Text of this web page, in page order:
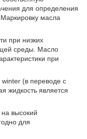
для определения
масла
при низких
среды. Масло
при
(в переводе с
жидкость является
высокий
для